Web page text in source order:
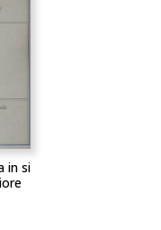
in si